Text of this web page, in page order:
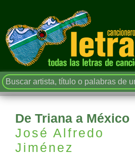
De Triana a México
José Alfredo
Jiménez